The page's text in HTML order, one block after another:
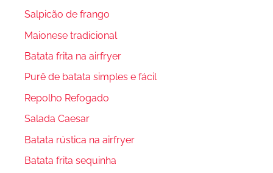
Salpicão de frango
Maionese tradicional
Batata frita na airfryer
Purê de batata simples e fácil
Repolho Refogado
Salada Caesar
Batata rústica na airfryer
Batata frita sequinha